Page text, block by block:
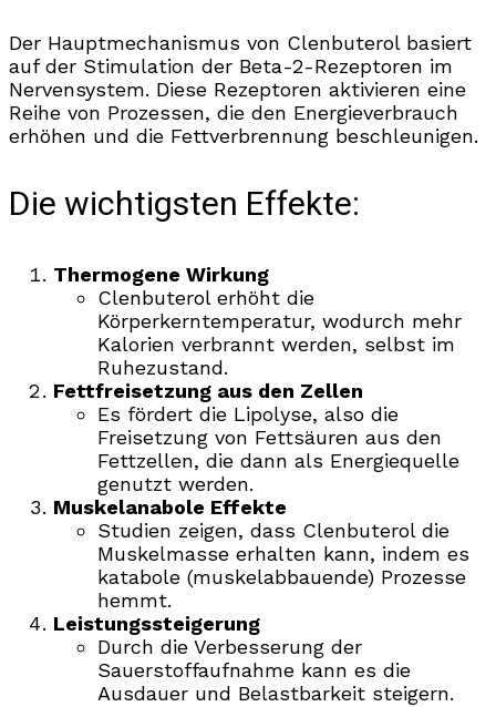
Der Hauptmechanismus von Clenbuterol basiert
auf der Stimulation der Beta-2-Rezeptoren im
Nervensystem. Diese Rezeptoren aktivieren eine
Reihe von Prozessen, die den Energieverbrauch
erhöhen und die Fettverbrennung beschleunigen.
Die wichtigsten Effekte:
Thermogene Wirkung
Clenbuterol erhöht die
Körperkerntemperatur, wodurch mehr
Kalorien verbrannt werden, selbst im
Ruhezustand.
Fettfreisetzung aus den Zellen
Es fördert die Lipolyse, also die
Freisetzung von Fettsäuren aus den
Fettzellen, die dann als Energiequelle
genutzt werden.
Muskelanabole Effekte
Studien zeigen, dass Clenbuterol die
Muskelmasse erhalten kann, indem es
katabole (muskelabbauende) Prozesse
hemmt.
Leistungssteigerung
Durch die Verbesserung der
Sauerstoffaufnahme kann es die
Ausdauer und Belastbarkeit steigern.